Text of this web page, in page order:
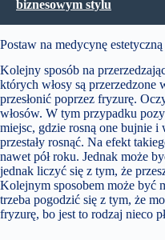
biznesowym stylu
Postaw na medycynę
Kolejny sposób na
których włosy są przerzedzone
przesłonić poprzez fryzurę.
włosów. W tym przypadku
miejsc, gdzie rosną one bujnie i
przestały rosnąć. Na efekt
nawet pół roku. Jednak może
jednak liczyć się z tym, że
Kolejnym sposobem może być
trzeba pogodzić się z tym, że
fryzurę, bo jest to rodzaj nieco